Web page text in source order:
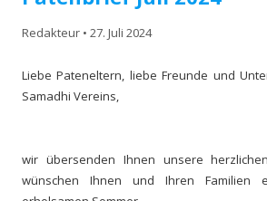
Redakteur • 27. Juli 2024
Liebe Pateneltern, liebe Freunde und
Samadhi Vereins,
wir übersenden Ihnen unsere
wünschen Ihnen und Ihren Familien